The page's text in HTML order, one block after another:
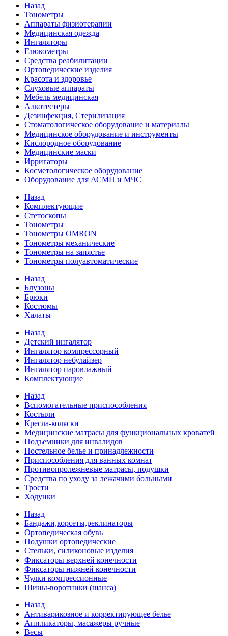
Назад
Тонометры
Аппараты физиотерапии
Медицинская одежда
Ингаляторы
Глюкометры
Средства реабилитации
Ортопедические изделия
Красота и здоровье
Слуховые аппараты
Мебель медицинская
Алкотестеры
Дезинфекция, Стерилизация
Стоматологическое оборудование и материалы
Медицинское оборудование и инструменты
Кислородное оборудование
Медицинские маски
Ирригаторы
Косметологическое оборудование
Оборудование для АСМП и МЧС
Назад
Комплектующие
Стетоскопы
Тонометры
Тонометры OMRON
Тонометры механические
Тонометры на запястье
Тонометры полуавтоматические
Назад
Блузоны
Брюки
Костюмы
Халаты
Назад
Детский ингалятор
Ингалятор компрессорный
Ингалятор небулайзер
Ингалятор паровлажный
Комплектующие
Назад
Вспомогательные приспособления
Костыли
Кресла-коляски
Медицинские матрасы для функциональных кроватей
Подъемники для инвалидов
Постельное белье и принадлежности
Приспособления для ванных комнат
Противопролежневые матрасы, подушки
Средства по уходу за лежачими больными
Трости
Ходунки
Назад
Бандажи,корсеты,реклинаторы
Ортопедическая обувь
Подушки ортопедические
Стельки, силиконовые изделия
Фиксаторы верхней конечности
Фиксаторы нижней конечности
Чулки компрессионные
Шины-воротники (шанса)
Назад
Антиварикозное и корректирующее белье
Аппликаторы, масажеры ручные
Весы